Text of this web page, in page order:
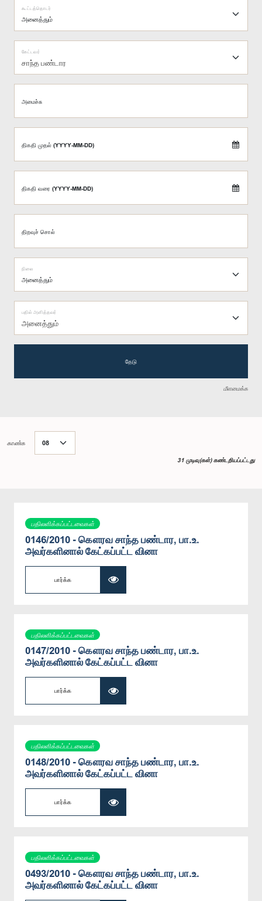
கூட்டத்தொடர்
சாந்த பண்டார
கேட்டவர்
அமைச்சு
திகதி முதல் (YYYY-MM-DD)
திகதி வரை (YYYY-MM-DD)
திறவுச் சொல்
நிலை
அனைத்தும்
பதில் அளித்தவர்
தேடு
மீளமைக்க
காண்க
31 முடிவு(கள்) கண்டறியப்பட்டது
பதிலளிக்கப்பட்டவைகள்
0146/2010 - கௌரவ சாந்த பண்டார, பா.உ.
அவர்களினால் கேட்கப்பட்ட வினா
பார்க்க
பதிலளிக்கப்பட்டவைகள்
0147/2010 - கௌரவ சாந்த பண்டார, பா.உ.
அவர்களினால் கேட்கப்பட்ட வினா
பார்க்க
பதிலளிக்கப்பட்டவைகள்
0148/2010 - கௌரவ சாந்த பண்டார, பா.உ.
அவர்களினால் கேட்கப்பட்ட வினா
பார்க்க
பதிலளிக்கப்பட்டவைகள்
0493/2010 - கௌரவ சாந்த பண்டார, பா.உ.
அவர்களினால் கேட்கப்பட்ட வினா